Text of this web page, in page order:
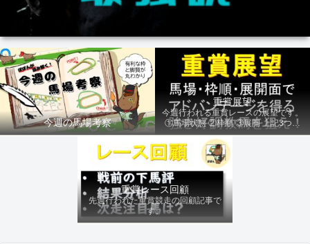
今週の馬場考察
重賞展望
今週行われる重賞レースの展望です。
①馬場状態 ②枠順 ③展開 上記3つの
ファクターから有利にレースを運べる
馬を導き、追い切りの動きを加味して
最終評価を下します。
重賞レース回顧
先週行われた重賞競走の回顧記事で
す。